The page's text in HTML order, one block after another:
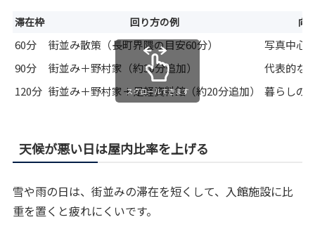
滞在枠 回り方の例 向
60分 街並み散策（長町界隈の目安60分）
写真中心
90分
街並み＋野村家（約30分追加）
代表的な
120分 街並み＋野村家＋足軽資料館（約20分追加） 暮らしの
スクロールできます
天候が悪い日は屋内比率を上げる
雪や雨の日は、街並みの滞在を短くして、入館施設に比
重を置くと疲れにくいです。